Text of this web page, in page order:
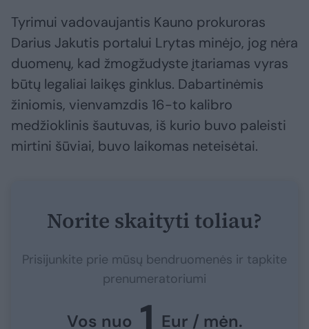
Tyrimui vadovaujantis Kauno prokuroras
Darius Jakutis portalui Lrytas minėjo, jog nėra
duomenų, kad žmogžudyste įtariamas vyras
būtų legaliai laikęs ginklus. Dabartinėmis
žiniomis, vienvamzdis 16-to kalibro
medžioklinis šautuvas, iš kurio buvo paleisti
mirtini šūviai, buvo laikomas neteisėtai.
Norite skaityti toliau?
Prisijunkite prie mūsų bendruomenės ir tapkite
prenumeratoriumi
Vos nuo Eur / mėn.